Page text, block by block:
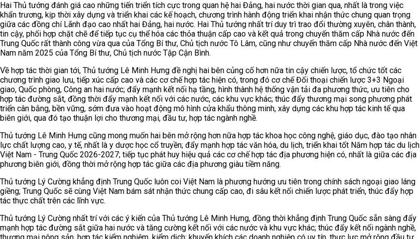
Hai Thủ tướng đánh giá cao những tiến triển tích cực trong quan hệ hai Đảng, hai nước thời gian qua, nhất là trong việc
khẩn trương, kịp thời xây dựng và triển khai các kế hoạch, chương trình hành động triển khai nhận thức chung quan trọng
giữa các đồng chí Lãnh đạo cao nhất hai Đảng, hai nước. Hai Thủ tướng nhất trí duy trì trao đổi thường xuyên, chân thành,
tin cậy, phối hợp chặt chẽ để tiếp tục cụ thể hóa các thỏa thuận cấp cao và kết quả trong chuyến thăm cấp Nhà nước đến
Trung Quốc rất thành công vừa qua của Tổng Bí thư, Chủ tịch nước Tô Lâm, cũng như chuyến thăm cấp Nhà nước đến Việt
Nam năm 2025 của Tổng Bí thư, Chủ tịch nước Tập Cận Bình.
Về hợp tác thời gian tới, Thủ tướng Lê Minh Hưng đề nghị hai bên củng cố hơn nữa tin cậy chiến lược, tổ chức tốt các
chương trình giao lưu, tiếp xúc cấp cao và các cơ chế hợp tác hiện có, trong đó cơ chế Đối thoại chiến lược 3+3 Ngoại
giao, Quốc phòng, Công an hai nước; đẩy mạnh kết nối hạ tầng, hình thành hệ thống vận tải đa phương thức, ưu tiên cho
hợp tác đường sắt, đồng thời đẩy mạnh kết nối với các nước, các khu vực khác; thúc đẩy thương mại song phương phát
triển cân bằng, bền vững, sớm đưa vào hoạt động mô hình cửa khẩu thông minh, xây dựng các khu hợp tác kinh tế qua
biên giới, qua đó tạo thuận lợi cho thương mại, đầu tư, hợp tác ngành nghề.
Thủ tướng Lê Minh Hưng cũng mong muốn hai bên mở rộng hơn nữa hợp tác khoa học công nghệ, giáo dục, đào tạo nhân
lực chất lượng cao, y tế, nhất là y dược học cổ truyền; đẩy mạnh hợp tác văn hóa, du lịch, triển khai tốt Năm hợp tác du lịch
Việt Nam - Trung Quốc 2026-2027; tiếp tục phát huy hiệu quả các cơ chế hợp tác địa phương hiện có, nhất là giữa các địa
phương biên giới, đồng thời mở rộng hợp tác giữa các địa phương giàu tiềm năng.
Thủ tướng Lý Cường khẳng định Trung Quốc luôn coi Việt Nam là phương hướng ưu tiên trong chính sách ngoại giao láng
giềng; Trung Quốc sẽ cùng Việt Nam bám sát nhận thức chung cấp cao, đi sâu kết nối chiến lược phát triển, thúc đẩy hợp
tác thực chất trên các lĩnh vực.
Thủ tướng Lý Cường nhất trí với các ý kiến của Thủ tướng Lê Minh Hưng, đồng thời khẳng định Trung Quốc sẵn sàng đẩy
mạnh hợp tác đường sắt giữa hai nước và tăng cường kết nối với các nước và khu vực khác; thúc đẩy kết nối ngành nghề,